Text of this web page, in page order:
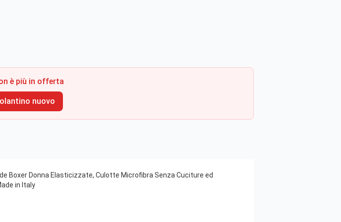
è più in offerta
nuovo
Boxer Donna Elasticizzate, Culotte Microfibra Senza Cuciture ed
in Italy